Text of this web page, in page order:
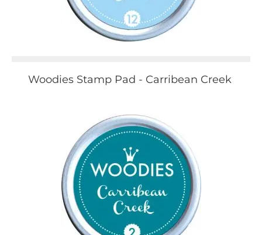
Woodies Stamp Pad - Carribean Creek